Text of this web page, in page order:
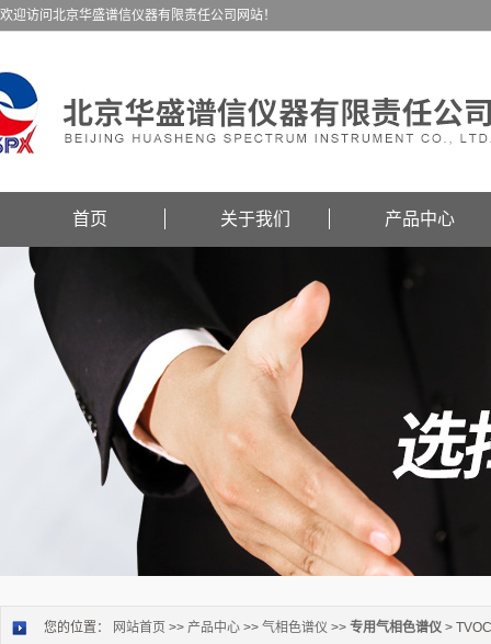
欢迎访问北京华盛谱信仪器有限责任公司网站！
首页 关于我们 产品中心
您的位置： 网站首页 >> 产品中心 >> 气相色谱仪 >> 专用气相色谱仪 >